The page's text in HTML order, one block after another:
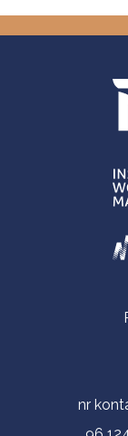
Informacje
nr